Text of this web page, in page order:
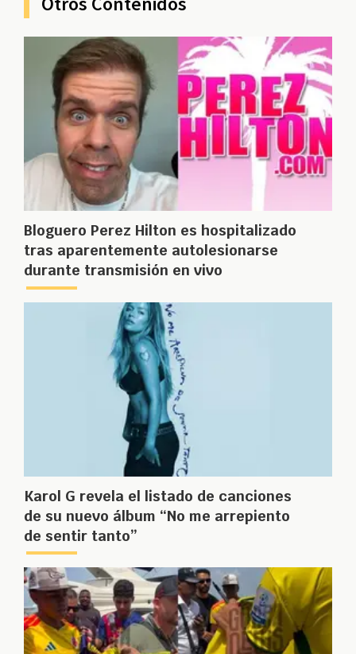
Bloguero Perez Hilton es hospitalizado
tras aparentemente autolesionarse
durante transmisión en vivo
Karol G revela el listado de canciones
de su nuevo álbum “No me arrepiento
de sentir tanto”